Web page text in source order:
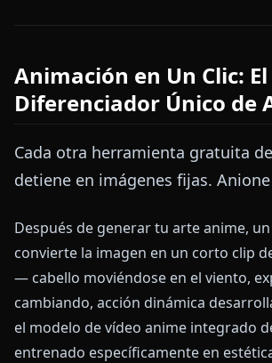
Animación en Un Clic: El
Diferenciador Único de
Cada otra herramienta gratuita
detiene en imágenes fijas.
Después de generar tu arte anime,
convierte la imagen en un corto clip
— cabello moviéndose en el viento,
cambiando, acción dinámica
el modelo de vídeo anime integrado
entrenado específicamente en